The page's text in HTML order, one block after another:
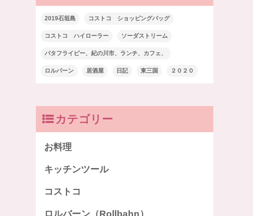
2019石垣島 コストコ ショッピングバッグ
コストコ ハイローラー ソーダストリーム
バタフライピー、紀の川市、ランチ、カフェ、
ロルバーン 居酒屋 日記 東三国 ２０２０
カテゴリー
お料理
キッチンツール
コストコ
ロルバーン（Rollbahn）